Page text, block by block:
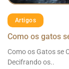
Artigos
Como os gatos
Como os Gatos se
Decifrando os..